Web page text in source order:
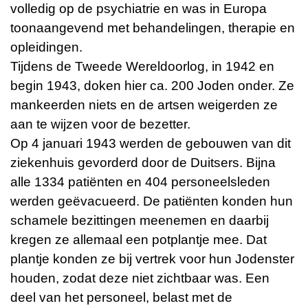
volledig op de psychiatrie en was in Europa
toonaangevend met behandelingen, therapie en
opleidingen.
Tijdens de Tweede Wereldoorlog, in 1942 en
begin 1943, doken hier ca. 200 Joden onder. Ze
mankeerden niets en de artsen weigerden ze
aan te wijzen voor de bezetter.
Op 4 januari 1943 werden de gebouwen van dit
ziekenhuis gevorderd door de Duitsers. Bijna
alle 1334 patiënten en 404 personeelsleden
werden geëvacueerd. De patiënten konden hun
schamele bezittingen meenemen en daarbij
kregen ze allemaal een potplantje mee. Dat
plantje konden ze bij vertrek voor hun Jodenster
houden, zodat deze niet zichtbaar was. Een
deel van het personeel, belast met de